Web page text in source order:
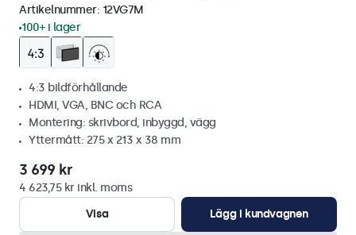
Artikelnummer: 12VG7M
100+ i lager
4:3 bildförhållande
HDMI, VGA, BNC och RCA
Montering: skrivbord, inbyggd, vägg
Yttermått: 275 x 213 x 38 mm
3 699 kr
4 623,75 kr inkl. moms
Visa
Lägg i kundvagnen